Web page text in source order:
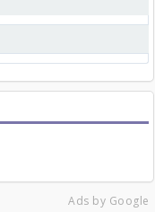
Ads by Google